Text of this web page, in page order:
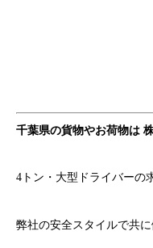
千葉県の貨物やお荷物は
4トン・大型ドライバーの
弊社の安全スタイルで共